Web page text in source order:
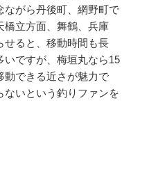
ながら丹後町、網野町で
橋立方面、舞鶴、兵庫
せると、移動時間も長
いですが、梅垣丸なら15
動できる近さが魅力で
いという釣りファンを